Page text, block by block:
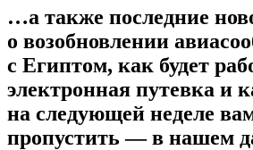
…а также последние
о возобновлении
с Египтом, как будет
электронная путевка и
на следующей неделе
пропустить — в нашем